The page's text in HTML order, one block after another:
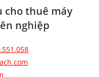
cho thuê máy
nghiệp